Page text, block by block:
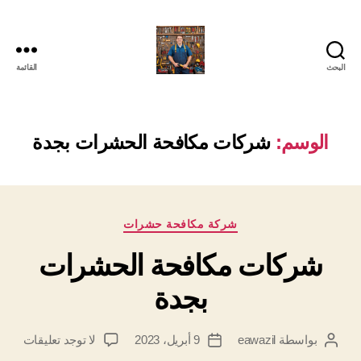
البحث القائمة
الوسم: شركات مكافحة الحشرات بجدة
التصنيفات
شركة مكافحة حشرات
شركات مكافحة الحشرات
بجدة
كاتببواسطة eawazil
تاريخ
9 أبريل، 2023 لا توجد تعليقات